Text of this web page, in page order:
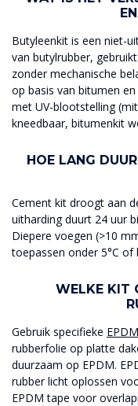
Butyleenkit is een niet-
van butylrubber,
zonder mechanische
op basis van bitumen
met UV-blootstelling
kneedbaar, bitumenkit
HOE LANG
Cement kit droogt aan
uitharding duurt 24 uur
Diepere voegen (>10
toepassen onder 5°C
WELKE KIT
Gebruik specifieke
rubberfolie op platte
duurzaam op EPDM.
rubber licht oplossen
EPDM tape voor